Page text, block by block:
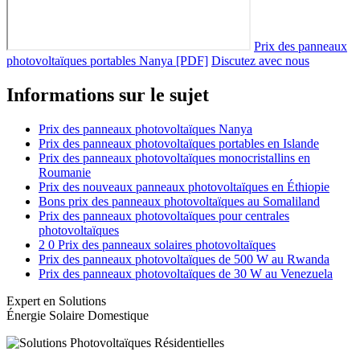
Prix des panneaux
photovoltaïques portables Nanya [PDF] Discutez avec nous
Informations sur le sujet
Prix des panneaux photovoltaïques Nanya
Prix des panneaux photovoltaïques portables en Islande
Prix des panneaux photovoltaïques monocristallins en
Roumanie
Prix des nouveaux panneaux photovoltaïques en Éthiopie
Bons prix des panneaux photovoltaïques au Somaliland
Prix des panneaux photovoltaïques pour centrales
photovoltaïques
2 0 Prix des panneaux solaires photovoltaïques
Prix des panneaux photovoltaïques de 500 W au Rwanda
Prix des panneaux photovoltaïques de 30 W au Venezuela
Expert en Solutions
Énergie Solaire Domestique